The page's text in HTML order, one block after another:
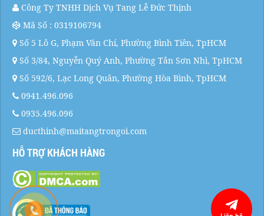
Công Ty TNHH Dịch Vụ Tang Lễ Đức Thịnh
Mã Số : 0319106794
Số 5 Lô G, Phạm Văn Chí, Phường Bình Tiên, TpHCM
Số 3/84, Nguyễn Quý Anh, Phường Tân Sơn Nhì, TpHCM
Số 592/6, Lạc Long Quân, Phường Hòa Bình, TpHCM
0941.496.096
0935.496.096
ducthinh@maitangtrongoi.com
HỖ TRỢ KHÁCH HÀNG